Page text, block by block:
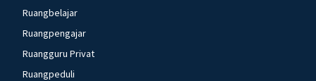
Ruangbelajar
Ruangpengajar
Ruangguru Privat
Ruangpeduli